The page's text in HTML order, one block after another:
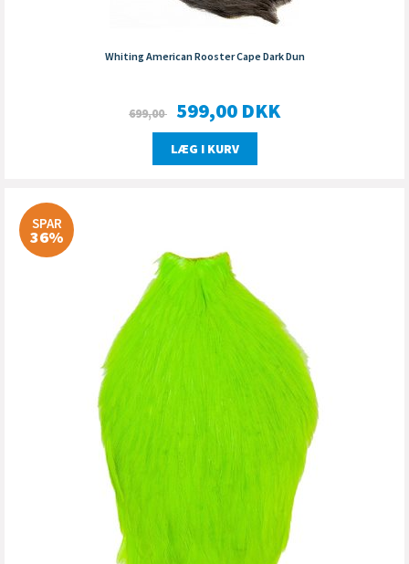
Whiting American Rooster Cape Dark Dun
699,00 599,00 DKK
LÆG I KURV
SPAR
36%